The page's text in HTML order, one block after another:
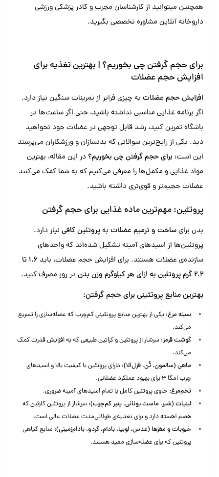
همچنین میتوانید از کارشناسان مجرب و کادر پزشکی ورزشی
داروخانه آنلاین مشاوره تخصصی بگیرید.
برای حجم گرفتن چی بخوریم؟ | بهترین تغذیه برای
افزایش حجم عضلات
افزایش حجم عضلات به چیزی فراتر از تمرینات سنگین نیاز دارد.
اگر برنامه غذایی مناسبی نداشته باشید، حتی اگر ساعت‌ها در
باشگاه تمرین کنید، رشد قابل توجهی در عضلات خود نخواهید
دید. یکی از رایج‌ترین سوالاتی که بدنسازان و ورزشکاران می‌پرسند
این است: برای حجم گرفتن چی بخوریم؟ در این مقاله، بهترین
مواد غذایی و مکمل‌ها را معرفی می‌کنیم که به شما کمک می‌کنند
عضلات حجیم‌تر و قوی‌تری داشته باشید.
پروتئین: مهم‌ترین ماده غذایی برای حجم گرفتن
بدن برایساخت و ترمیم عضلات بهپروتئین کافی نیاز دارد.
پروتئین‌ها از اسیدهای آمینه تشکیل شده‌اند که واحدهای
سازنده‌ی عضلات هستند. برای افزایش حجم عضلات، باید
۱.۶ تا
۲.۲ گرم پروتئین به ازای هر کیلوگرم وزن بدن
در روز مصرف کنید.
بهترین منابع پروتئینی برای حجم گرفتن:
سینه مرغ: یکی از بهترین منابع پروتئینی کم‌چرب که عضله‌سازی را تسریع
می‌کند.
گوشت قرمز: سرشار از پروتئین و کراتین طبیعی که به افزایش قدرت کمک
می‌کند.
ماهی (سالمون، تُن، قزل‌آلا): دارای پروتئین با کیفیت بالا و اسیدهای
چرب امگا ۳ برای بهبود عملکرد عضلانی.
تخم‌مرغ: حاوی پروتئین کامل با تمام اسیدهای آمینه ضروری.
لبنیات (شیر، ماست یونانی، پنیر کم‌چرب): سرشار از پروتئین کازئین که
هضم آهسته دارد و برای تغذیه‌ی طولانی‌مدت عضلات عالی است.
حبوبات و مغزها (عدس، لوبیا، بادام، گردو، بادام‌زمینی): منابع گیاهی
پروتئین که برای عضله‌سازی مفید هستند.